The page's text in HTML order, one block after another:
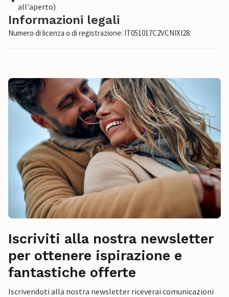
all'aperto)
Informazioni legali
Numero di licenza o di registrazione: IT051017C2VCNIXI28
Iscriviti alla nostra newsletter
per ottenere ispirazione e
fantastiche offerte
Iscrivendoti alla nostra newsletter riceverai comunicazioni